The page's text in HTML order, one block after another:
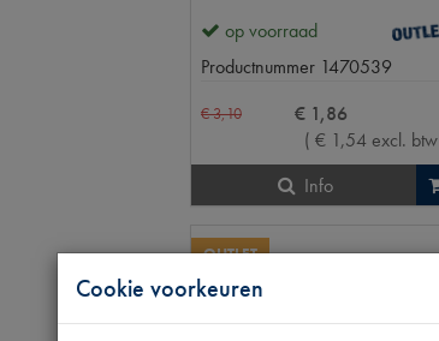
op voorraad
Productnummer 1470539
€3,10 € 1,86
( € 1,54 excl. btw
Info
OUTLET
Cookie voorkeuren